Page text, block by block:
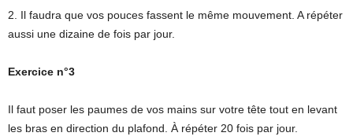
2. Il faudra que vos pouces fassent le même mouvement. A répéter
aussi une dizaine de fois par jour.
Exercice n°3
Il faut poser les paumes de vos mains sur votre tête tout en levant
les bras en direction du plafond. À répéter 20 fois par jour.